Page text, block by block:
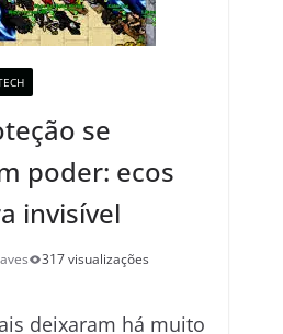
se
poder: ecos
invisível
317 visualizações
deixaram há muito